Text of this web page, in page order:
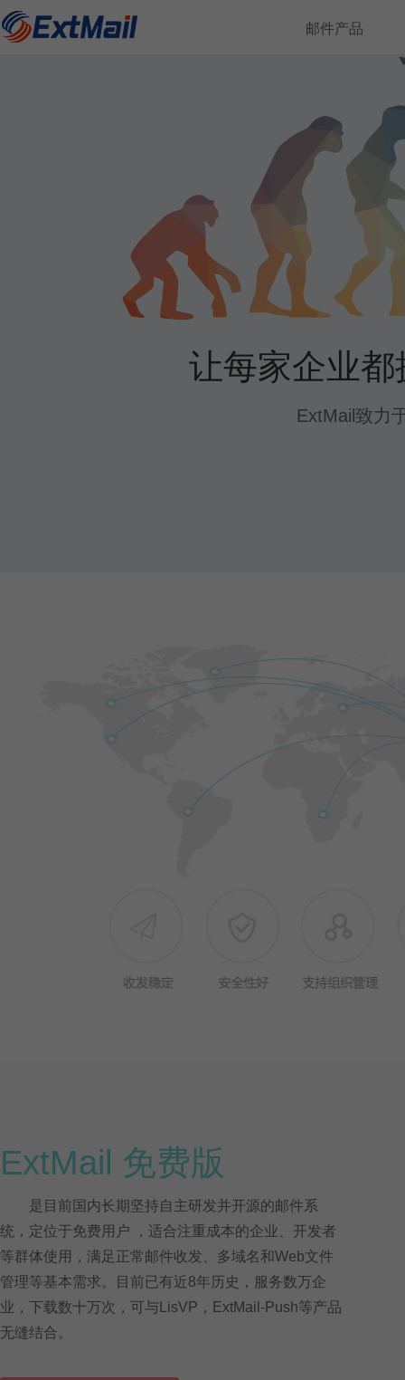
邮件产品
让每家企业
ExtMail致力
ExtMail 免费版
是目前国内长期坚持自主研发并开源的邮件系
统，定位于免费用户 ，适合注重成本的企业、开发者
等群体使用，满足正常邮件收发、多域名和Web文件
管理等基本需求。目前已有近8年历史，服务数万企
业，下载数十万次，可与LisVP，ExtMail-Push等产品
无缝结合。